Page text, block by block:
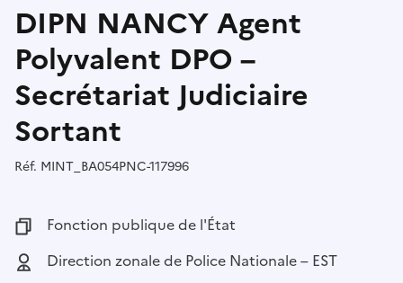
DIPN NANCY Agent
Polyvalent DPO –
Secrétariat Judiciaire
Sortant
Réf. Référence :
MINT_BA054PNC-117996
Fonction publique :
Fonction publique de l'État
Employeur :
Direction zonale de Police Nationale – EST